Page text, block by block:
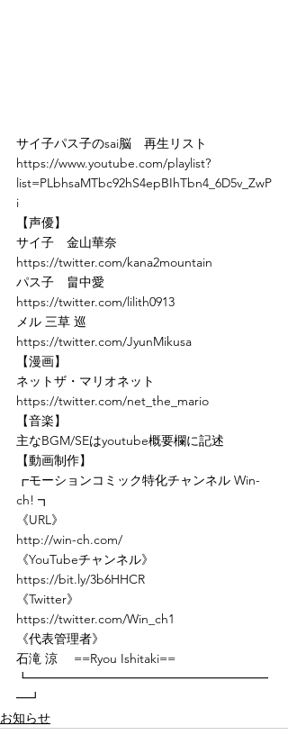
サイ子パス子のsai脳　再生リスト
https://www.youtube.com/playlist?
list=PLbhsaMTbc92hS4epBIhTbn4_6D5v_ZwP
i
【声優】
サイ子　金山華奈
https://twitter.com/kana2mountain
パス子　畠中愛
https://twitter.com/lilith0913
メル 三草 巡
https://twitter.com/JyunMikusa
【漫画】
ネットザ・マリオネット
https://twitter.com/net_the_mario
【音楽】
主なBGM/SEはyoutube概要欄に記述
【動画制作】
┏モーションコミック特化チャンネル Win-
ch! ┓
《URL》
http://win-ch.com/
《YouTubeチャンネル》
https://bit.ly/3b6HHCR
《Twitter》
https://twitter.com/Win_ch1
《代表管理者》
石滝 涼 　==Ryou Ishitaki==
┗━━━━━━━━━━━━━━━━━━━
━┛
お知らせ